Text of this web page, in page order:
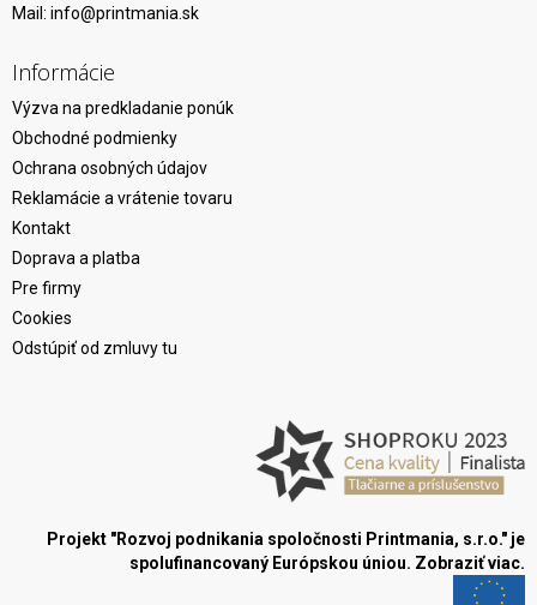
Mail: info@printmania.sk
Informácie
Výzva na predkladanie ponúk
Obchodné podmienky
Ochrana osobných údajov
Reklamácie a vrátenie tovaru
Kontakt
Doprava a platba
Pre firmy
Cookies
Odstúpiť od zmluvy tu
Projekt "Rozvoj podnikania spoločnosti Printmania, s.r.o." je
spolufinancovaný Európskou úniou. Zobraziť viac.